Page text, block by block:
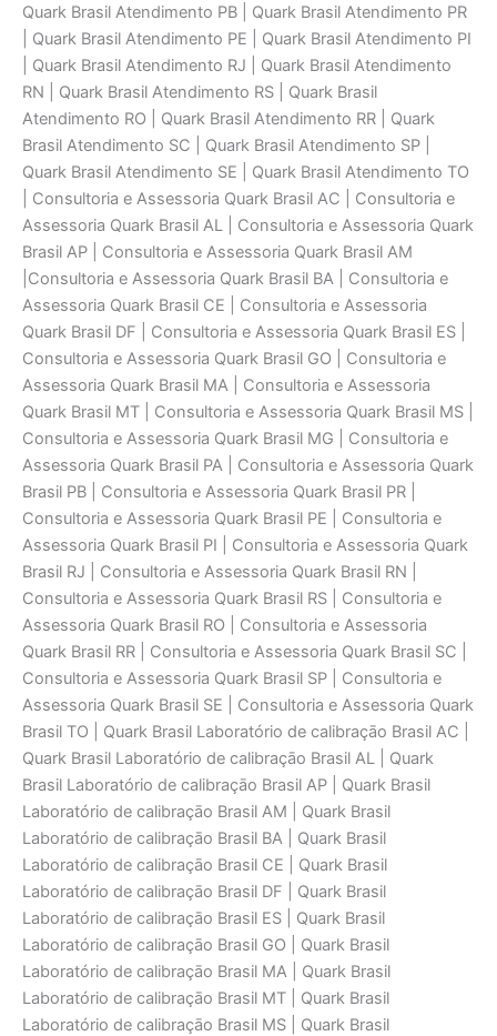
Quark Brasil Atendimento PB | Quark Brasil Atendimento PR
| Quark Brasil Atendimento PE | Quark Brasil Atendimento PI
| Quark Brasil Atendimento RJ | Quark Brasil Atendimento
RN | Quark Brasil Atendimento RS | Quark Brasil
Atendimento RO | Quark Brasil Atendimento RR | Quark
Brasil Atendimento SC | Quark Brasil Atendimento SP |
Quark Brasil Atendimento SE | Quark Brasil Atendimento TO
| Consultoria e Assessoria Quark Brasil AC | Consultoria e
Assessoria Quark Brasil AL | Consultoria e Assessoria Quark
Brasil AP | Consultoria e Assessoria Quark Brasil AM
|Consultoria e Assessoria Quark Brasil BA | Consultoria e
Assessoria Quark Brasil CE | Consultoria e Assessoria
Quark Brasil DF | Consultoria e Assessoria Quark Brasil ES |
Consultoria e Assessoria Quark Brasil GO | Consultoria e
Assessoria Quark Brasil MA | Consultoria e Assessoria
Quark Brasil MT | Consultoria e Assessoria Quark Brasil MS |
Consultoria e Assessoria Quark Brasil MG | Consultoria e
Assessoria Quark Brasil PA | Consultoria e Assessoria Quark
Brasil PB | Consultoria e Assessoria Quark Brasil PR |
Consultoria e Assessoria Quark Brasil PE | Consultoria e
Assessoria Quark Brasil PI | Consultoria e Assessoria Quark
Brasil RJ | Consultoria e Assessoria Quark Brasil RN |
Consultoria e Assessoria Quark Brasil RS | Consultoria e
Assessoria Quark Brasil RO | Consultoria e Assessoria
Quark Brasil RR | Consultoria e Assessoria Quark Brasil SC |
Consultoria e Assessoria Quark Brasil SP | Consultoria e
Assessoria Quark Brasil SE | Consultoria e Assessoria Quark
Brasil TO | Quark Brasil Laboratório de calibraçāo Brasil AC |
Quark Brasil Laboratório de calibraçāo Brasil AL | Quark
Brasil Laboratório de calibraçāo Brasil AP | Quark Brasil
Laboratório de calibraçāo Brasil AM | Quark Brasil
Laboratório de calibraçāo Brasil BA | Quark Brasil
Laboratório de calibraçāo Brasil CE | Quark Brasil
Laboratório de calibraçāo Brasil DF | Quark Brasil
Laboratório de calibraçāo Brasil ES | Quark Brasil
Laboratório de calibraçāo Brasil GO | Quark Brasil
Laboratório de calibraçāo Brasil MA | Quark Brasil
Laboratório de calibraçāo Brasil MT | Quark Brasil
Laboratório de calibraçāo Brasil MS | Quark Brasil